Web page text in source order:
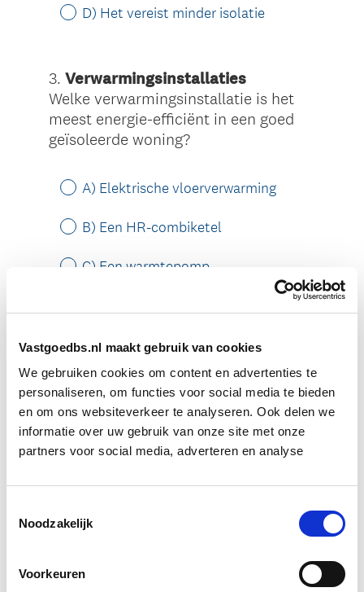
Vastgoedbs.nl maakt gebruik van cookies
We gebruiken cookies om content en advertenties te
personaliseren, om functies voor social media te bieden
en om ons websiteverkeer te analyseren. Ook delen we
informatie over uw gebruik van onze site met onze
partners voor social media, adverteren en analyse
Noodzakelijk
Voorkeuren